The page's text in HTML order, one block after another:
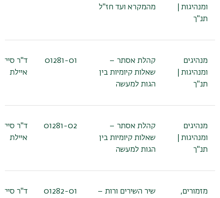
ומנהיגות |
תנ"ך
מהמקרא ועד חז"ל
מנהיגים
ומנהיגות |
תנ"ך
קהלת אסתר –
שאלות קיומיות בין
הגות למעשה
01281-01
ד"ר
איילת
מנהיגים
ומנהיגות |
תנ"ך
קהלת אסתר –
שאלות קיומיות בין
הגות למעשה
01281-02
ד"ר
איילת
מזמורים,
שיר השירים ורות –
01282-01
ד"ר